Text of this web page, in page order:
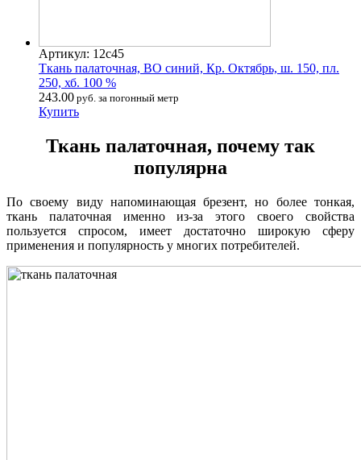
Артикул: 12с45
Ткань палаточная, ВО синий, Кр. Октябрь, ш. 150, пл.
250, хб. 100 %
243.00 руб. за погонный метр
Купить
Ткань палаточная, почему так
популярна
По своему виду напоминающая брезент, но более тонкая,
ткань палаточная именно из-за этого своего свойства
пользуется спросом, имеет достаточно широкую сферу
применения и популярность у многих потребителей.